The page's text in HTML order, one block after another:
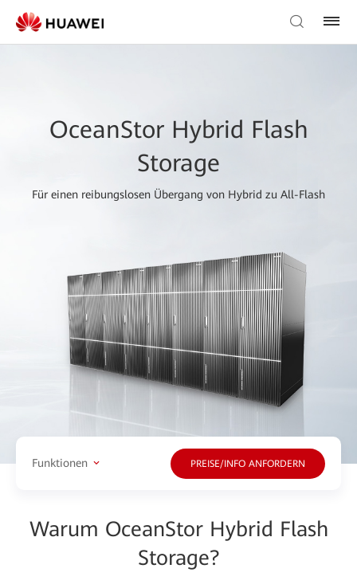
OceanStor Hybrid Flash
Storage
Für einen reibungslosen Übergang von Hybrid zu All-Flash
Funktionen PREISE/INFO ANFORDERN
Warum OceanStor Hybrid Flash
Storage?